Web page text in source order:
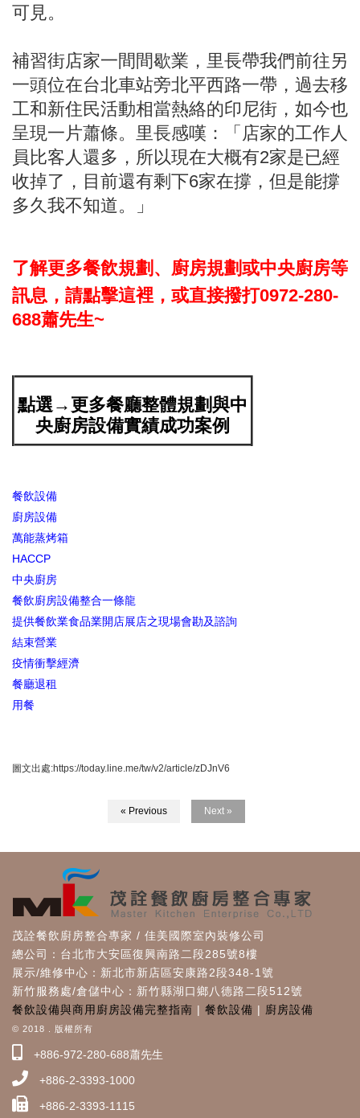
可見。
補習街店家一間間歇業，里長帶我們前往另
一頭位在台北車站旁北平西路一帶，過去移
工和新住民活動相當熱絡的印尼街，如今也
呈現一片蕭條。里長感嘆：「店家的工作人
員比客人還多，所以現在大概有2家是已經
收掉了，目前還有剩下6家在撐，但是能撐
多久我不知道。」
了解更多餐飲規劃、廚房規劃或中央廚房等
訊息，請點擊這裡，或直接撥打0972-280-
688蕭先生~
點選→更多餐廳整體規劃與中
央廚房設備實績成功案例
餐飲設備
廚房設備
萬能蒸烤箱
HACCP
中央廚房
餐飲廚房設備整合一條龍
提供餐飲業食品業開店展店之現場會勘及諮詢
結束營業
疫情衝擊經濟
餐廳退租
用餐
圖文出處:https://today.line.me/tw/v2/article/zDJnV6
« Previous Next »
茂詮餐飲廚房整合專家 / 佳美國際室內裝修公司
總公司：台北市大安區復興南路二段285號8樓
展示/維修中心：新北市新店區安康路2段348-1號
新竹服務處/倉儲中心：新竹縣湖口鄉八德路二段512號
餐飲設備與商用廚房設備完整指南 | 餐飲設備 | 廚房設備
© 2018 . 版權所有
+886-972-280-688蕭先生
+886-2-3393-1000
+886-2-3393-1115